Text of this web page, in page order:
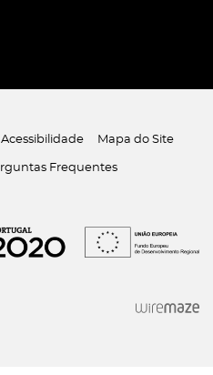
Acessibilidade Mapa do Site
Frequentes